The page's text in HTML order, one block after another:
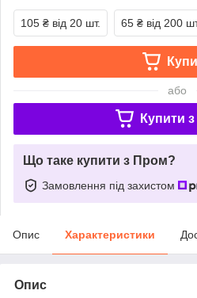
105 ₴ від 20 шт. 65 ₴ від 200
або
Купити з
Що таке купити з Пром?
Замовлення під захистом
Опис Характеристики
Опис